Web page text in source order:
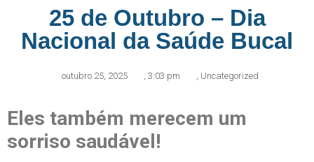
25 de Outubro – Dia
Nacional da Saúde Bucal
outubro 25, 2025 , 3:03 pm , Uncategorized
Eles também merecem um
sorriso saudável!